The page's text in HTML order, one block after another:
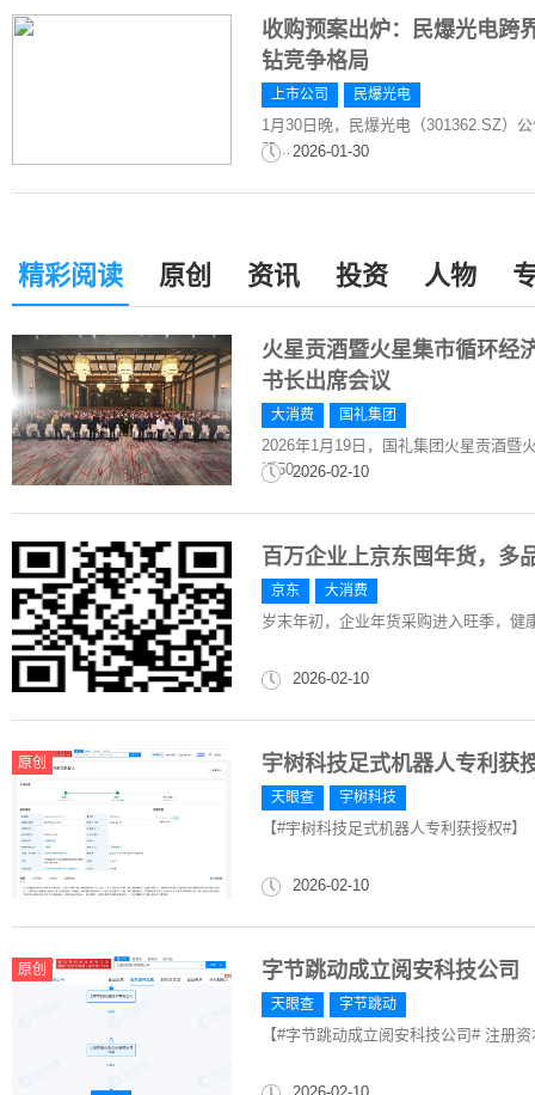
收购预案出炉：民爆光电跨
钻竞争格局
上市公司 民爆光电
1月30日晚，民爆光电（301362.SZ）
股...2026-01-30
精彩阅读 原创 资讯 投资 人物
火星贡酒暨火星集市循环经
书长出席会议
大消费 国礼集团
2026年1月19日，国礼集团火星贡酒暨
近50...2026-02-10
百万企业上京东囤年货，多
京东 大消费
岁末年初，企业年货采购进入旺季，
2026-02-10
原创 宇树科技足式机器人专利获
天眼查 宇树科技
【#宇树科技足式机器人专利获授权#】
2026-02-10
原创 字节跳动成立阅安科技公司
天眼查 字节跳动
【#字节跳动成立阅安科技公司# 注册